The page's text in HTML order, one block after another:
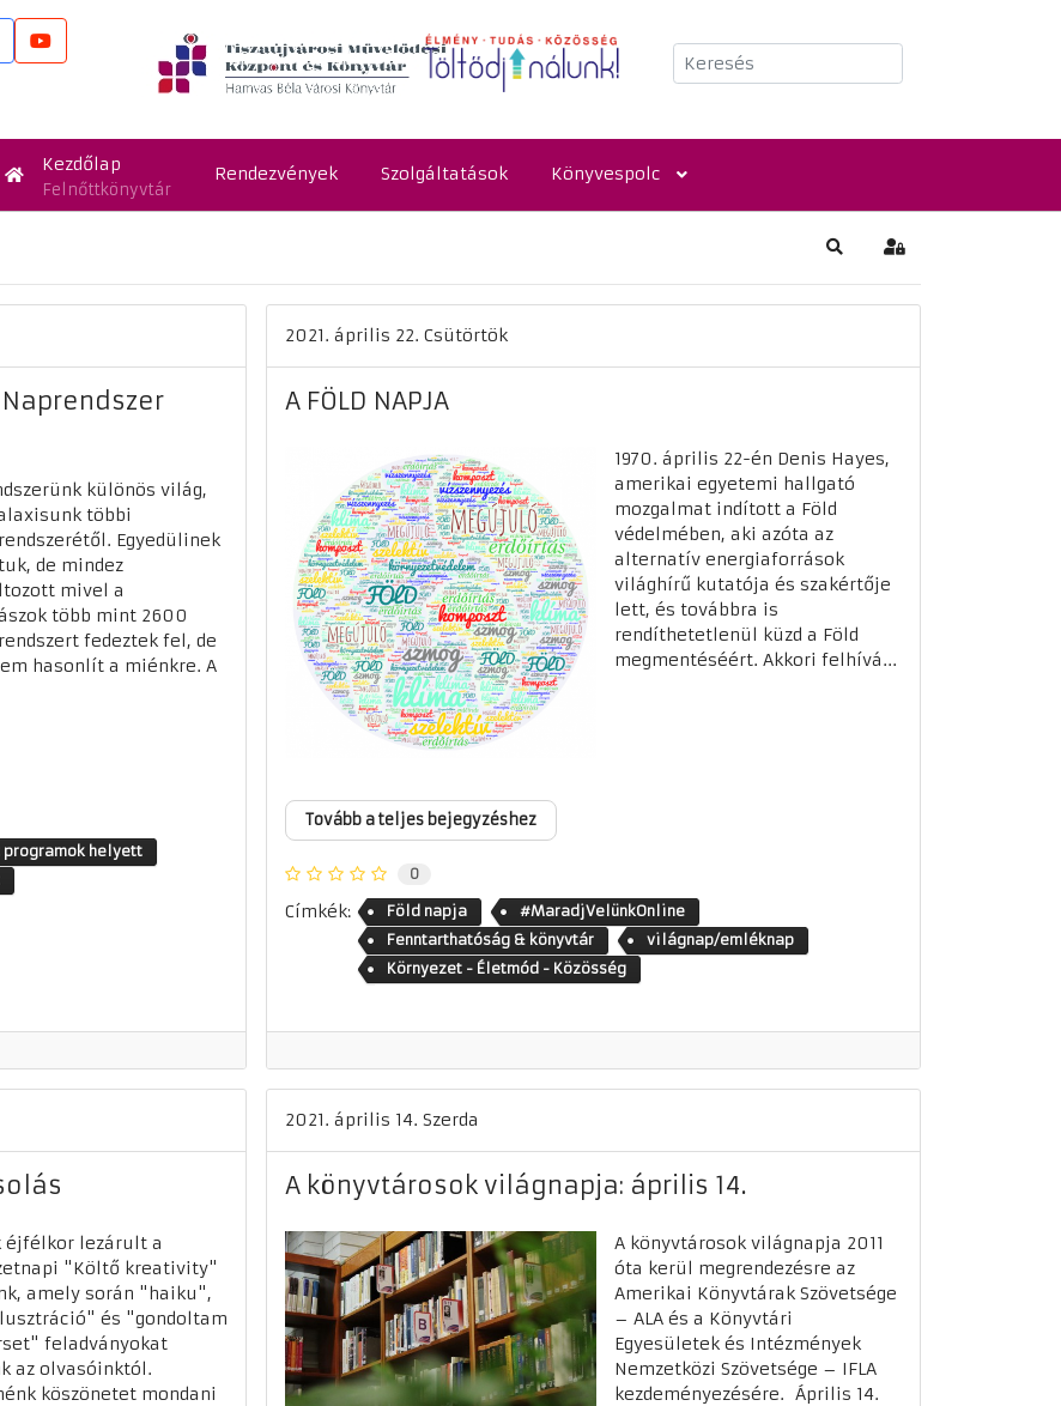
Keresés
Kezdőlap
Felnőttkönyvtár
Rendezvények Szolgáltatások Könyvespolc
KeresésBejelentkezés
különös világ,
többi
Egyedülinek
de mindez
mivel a
több mint 2600
fedeztek fel, de
hasonlít a miénkre. A
helyett
2021. április 22. Csütörtök
A FÖLD NAPJA
1970. április 22-én Denis Hayes,
amerikai egyetemi hallgató
mozgalmat indított a Föld
védelmében, aki azóta az
alternatív energiaforrások
világhírű kutatója és szakértője
lett, és továbbra is
rendíthetetlenül küzd a Föld
megmentéséért. Akkori felhívá...
Tovább a teljes bejegyzéshez
0
Címkék: Föld napja
#MaradjVelünkOnline
Fenntarthatóság & könyvtár
világnap/emléknap
Környezet - Életmód - Közösség
éjfélkor lezárult a
"Költő kreativity"
amely során "haiku",
és "gondoltam
feladványokat
az olvasóinktól.
köszönetet mondani
2021. április 14. Szerda
A könyvtárosok világnapja: április 14.
A könyvtárosok világnapja 2011
óta kerül megrendezésre az
Amerikai Könyvtárak Szövetsége
– ALA és a Könyvtári
Egyesületek és Intézmények
Nemzetközi Szövetsége – IFLA
kezdeményezésére. Április 14.